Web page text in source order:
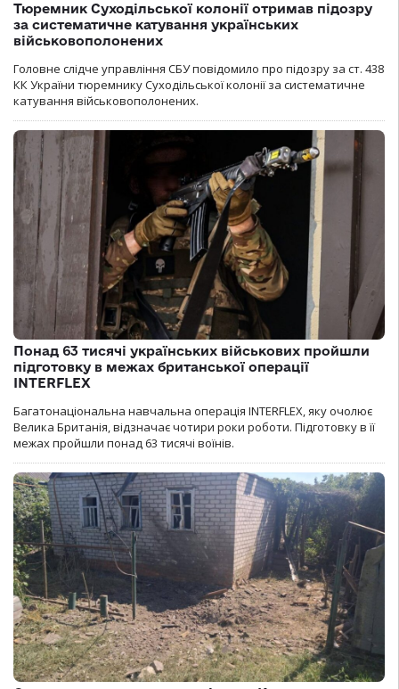
Тюремник Суходільської колонії отримав підозру
за систематичне катування українських
військовополонених
Головне слідче управління СБУ повідомило про підозру за ст. 438
КК України тюремнику Суходільської колонії за систематичне
катування військовополонених.
Понад 63 тисячі українських військових пройшли
підготовку в межах британської операції
INTERFLEX
Багатонаціональна навчальна операція INTERFLEX, яку очолює
Велика Британія, відзначає чотири роки роботи. Підготовку в її
межах пройшли понад 63 тисячі воїнів.